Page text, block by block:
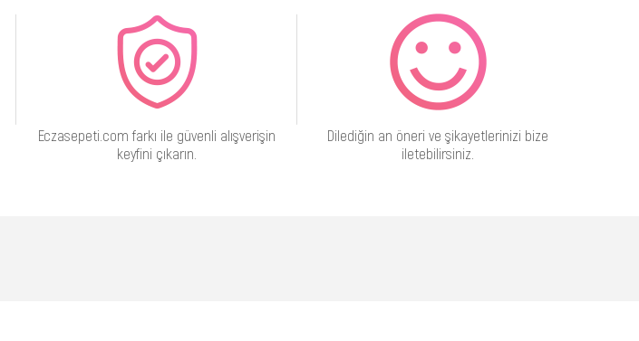
Eczasepeti.com farkı ile güvenli alışverişin
keyfini çıkarın.
Dilediğin an öneri ve şikayetlerinizi bize
iletebilirsiniz.